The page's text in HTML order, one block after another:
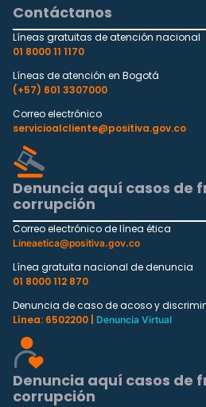
Contáctanos
Líneas gratuitas de atención nacional
01 8000 11 1170
Líneas de atención en Bogotá
(+57) 601 3307000
Correo electrónico
servicioalcliente@positiva.gov.co
Denuncia aquí casos de
corrupción
Correo electrónico de línea ética
Lineaetica@positiva.gov.co
Línea gratuita nacional de denuncia
01 8000 112 870
Denuncia de caso de acoso y
Línea: 6502200 |
Denuncia Virtual
Denuncia aquí casos de
corrupción